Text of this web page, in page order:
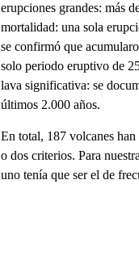
erupciones grandes: más
mortalidad: una sola
se confirmó que
solo periodo eruptivo de
lava significativa: se
últimos 2.000 años.
En total, 187 volcanes
o dos criterios. Para
uno tenía que ser el de